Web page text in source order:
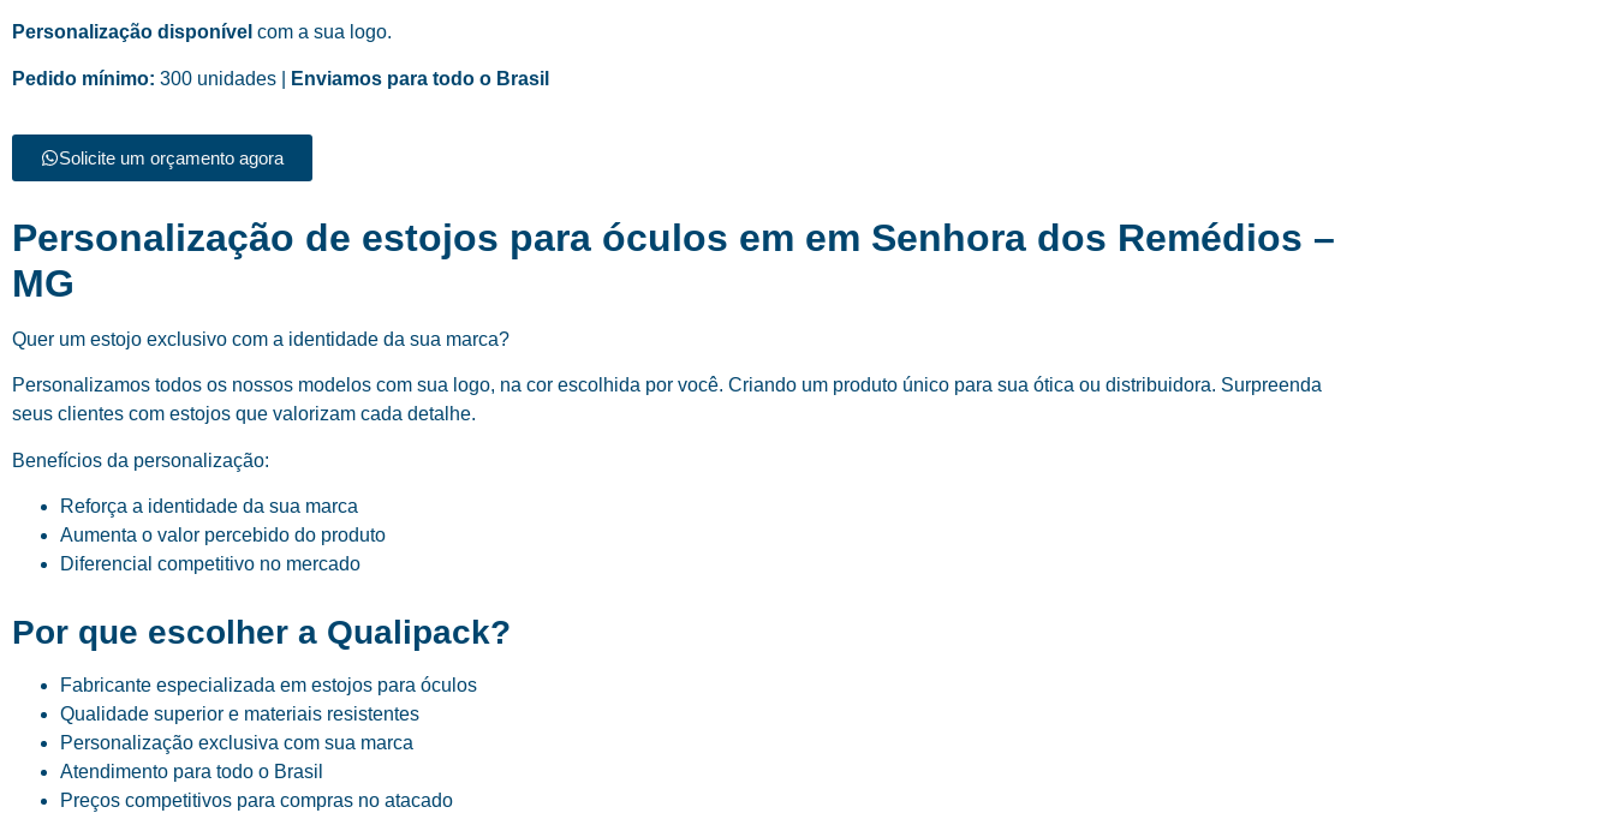
Personalização disponível com a sua logo.
Pedido mínimo: 300 unidades | Enviamos para todo o Brasil
Solicite um orçamento agora
Personalização de estojos para óculos em em Senhora dos Remédios –
MG
Quer um estojo exclusivo com a identidade da sua marca?
Personalizamos todos os nossos modelos com sua logo, na cor escolhida por você. Criando um produto único para sua ótica ou distribuidora. Surpreenda
seus clientes com estojos que valorizam cada detalhe.
Benefícios da personalização:
Reforça a identidade da sua marca
Aumenta o valor percebido do produto
Diferencial competitivo no mercado
Por que escolher a Qualipack?
Fabricante especializada em estojos para óculos
Qualidade superior e materiais resistentes
Personalização exclusiva com sua marca
Atendimento para todo o Brasil
Preços competitivos para compras no atacado